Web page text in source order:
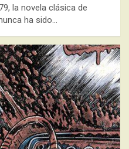
la novela clásica de
ha sido…